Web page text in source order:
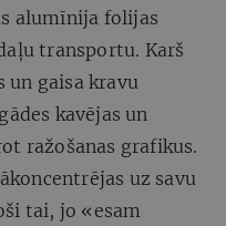
alumīnija folijas
transportu. Karš
un gaisa kravu
kavējas un
ražošanas grafikus.
uz savu
tai, jo «esam